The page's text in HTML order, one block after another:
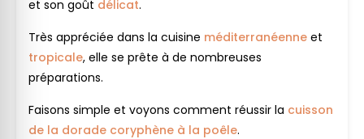
et son goût délicat.
Très appréciée dans la cuisine méditerranéenne et
tropicale, elle se prête à de nombreuses
préparations.
Faisons simple et voyons comment réussir la cuisson
de la dorade coryphène à la poêle.